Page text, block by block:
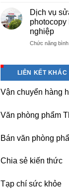
Dịch vụ
photocopy
nghiệp
Chức năng bình
LIÊN KẾT KHÁC
Vận chuyển hàng
Văn phòng phẩm
Bán văn phòng
Chia sẻ kiến thức
Tạp chí sức khỏe